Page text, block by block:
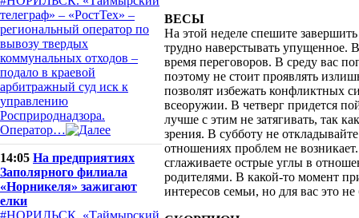
телеграф» – «РостТех» –
региональный оператор по
вывозу твердых
коммунальных отходов –
подало в краевой
арбитражный суд иск к
управлению
Росприроднадзора.
Оператор…
14:05 На предприятиях
Заполярного филиала
«Норникеля» зажигают
елки
#НОРИЛЬСК. «Таймырский
ВЕСЫ
На этой неделе спешите
трудно наверстывать упущенное.
время переговоров. В среду вас
поэтому не стоит проявлять
позволят избежать конфликтных
всеоружии. В четверг придется
лучше с этим не затягивать, так
зрения. В субботу не
отношениях проблем не
сглаживаете острые углы в
родителями. В какой-то момент
интересов семьи, но для вас это